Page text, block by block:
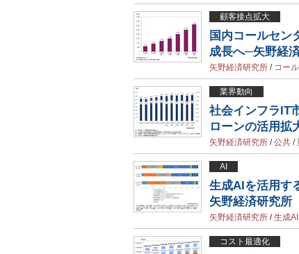
顧客接点拡大
国内コールセン
成長へ─矢野経
矢野経済研究所 / コー
業界動向
社会インフラIT
ローンの活用拡
矢野経済研究所 /公共 /
AI
生成AIを活用す
矢野経済研究所
矢野経済研究所 /生成AI
コスト最適化